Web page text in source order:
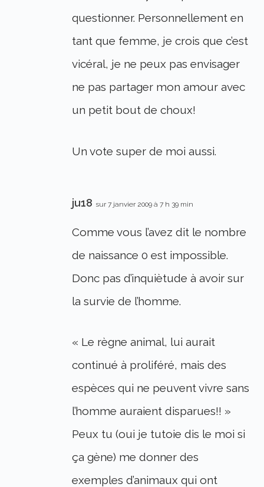
questionner. Personnellement en
tant que femme, je crois que c’est
vicéral, je ne peux pas envisager
ne pas partager mon amour avec
un petit bout de choux!
Un vote super de moi aussi.
ju18 sur 7 janvier 2009 à 7 h 39 min
Comme vous l’avez dit le nombre
de naissance 0 est impossible.
Donc pas d’inquiètude à avoir sur
la survie de l’homme.
« Le règne animal, lui aurait
continué à proliféré, mais des
espèces qui ne peuvent vivre sans
l’homme auraient disparues!! »
Peux tu (oui je tutoie dis le moi si
ça gène) me donner des
exemples d’animaux qui ont